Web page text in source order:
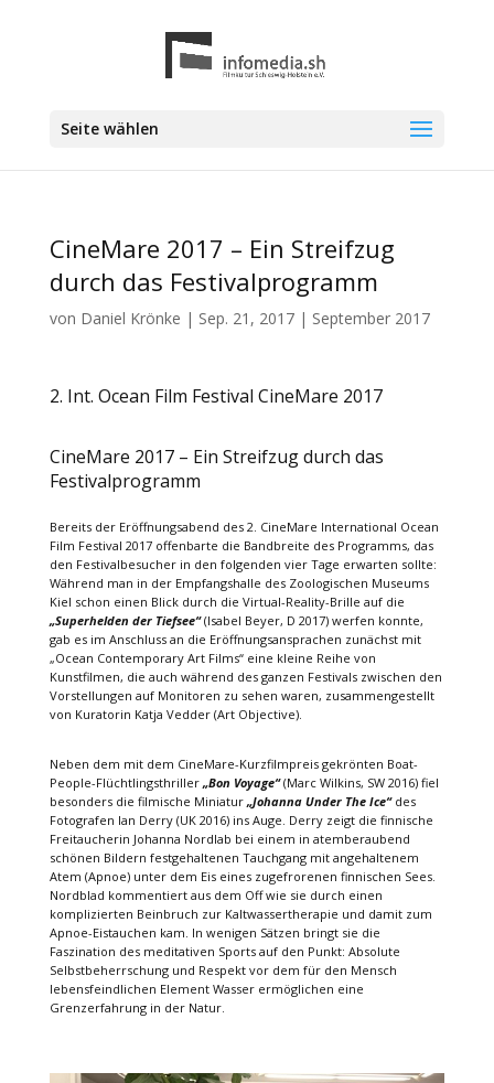
Seite wählen
CineMare 2017 – Ein Streifzug
durch das Festivalprogramm
von Daniel Krönke | Sep. 21, 2017| September 2017
2. Int. Ocean Film Festival CineMare 2017
CineMare 2017 – Ein Streifzug durch das
Festivalprogramm
Bereits der Eröffnungsabend des 2. CineMare International Ocean
Film Festival 2017 offenbarte die Bandbreite des Programms, das
den Festivalbesucher in den folgenden vier Tage erwarten sollte:
Während man in der Empfangshalle des Zoologischen Museums
Kiel schon einen Blick durch die Virtual-Reality-Brille auf die
„Superhelden der Tiefsee“(Isabel Beyer, D 2017) werfen konnte,
gab es im Anschluss an die Eröffnungsansprachen zunächst mit
„Ocean Contemporary Art Films“ eine kleine Reihe von
Kunstfilmen, die auch während des ganzen Festivals zwischen den
Vorstellungen auf Monitoren zu sehen waren, zusammengestellt
von Kuratorin Katja Vedder (Art Objective).
Neben dem mit dem CineMare-Kurzfilmpreis gekrönten Boat-
People-Flüchtlingsthriller „Bon Voyage“(Marc Wilkins, SW 2016) fiel
besonders die filmische Miniatur „Johanna Under The Ice“des
Fotografen Ian Derry (UK 2016) ins Auge. Derry zeigt die finnische
Freitaucherin Johanna Nordlab bei einem in atemberaubend
schönen Bildern festgehaltenen Tauchgang mit angehaltenem
Atem (Apnoe) unter dem Eis eines zugefrorenen finnischen Sees.
Nordblad kommentiert aus dem Off wie sie durch einen
komplizierten Beinbruch zur Kaltwassertherapie und damit zum
Apnoe-Eistauchen kam. In wenigen Sätzen bringt sie die
Faszination des meditativen Sports auf den Punkt: Absolute
Selbstbeherrschung und Respekt vor dem für den Mensch
lebensfeindlichen Element Wasser ermöglichen eine
Grenzerfahrung in der Natur.